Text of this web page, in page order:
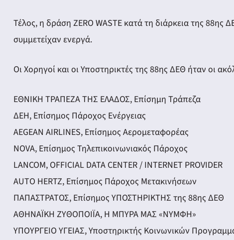
Τέλος, η δράση ZERO WASTE κατά τη διάρκεια της 88ης
συμμετείχαν ενεργά.
Οι Χορηγοί και οι Υποστηρικτές της 88ης ΔΕΘ ήταν οι
ΕΘΝΙΚΗ ΤΡΑΠΕΖΑ ΤΗΣ ΕΛΑΔΟΣ, Επίσημη Τράπεζα
ΔΕΗ, Επίσημος Πάροχος Ενέργειας
AEGEAN AIRLINES, Επίσημος Αερομεταφορέας
NOVA, Επίσημος Τηλεπικοινωνιακός Πάροχος
LANCOM, OFFICIAL DATA CENTER / INTERNET PROVIDER
AUTO HERTZ, Επίσημος Πάροχος Μετακινήσεων
ΠΑΠΑΣΤΡΑΤΟΣ, Επίσημος ΥΠΟΣΤΗΡΙΚΤΗΣ της 88ης ΔΕΘ
ΑΘΗΝΑΪΚΗ ΖΥΘΟΠΟΙΪΑ, Η ΜΠΥΡΑ ΜΑΣ «ΝΥΜΦΗ»
ΥΠΟΥΡΓΕΙΟ ΥΓΕΙΑΣ, Υποστηρικτής Κοινωνικών